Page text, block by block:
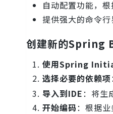
自动配置功能，
提供强大的命令
创建新的Spring
使用Spring
选择必要的依赖项
导入到IDE：将生
开始编码：根据业